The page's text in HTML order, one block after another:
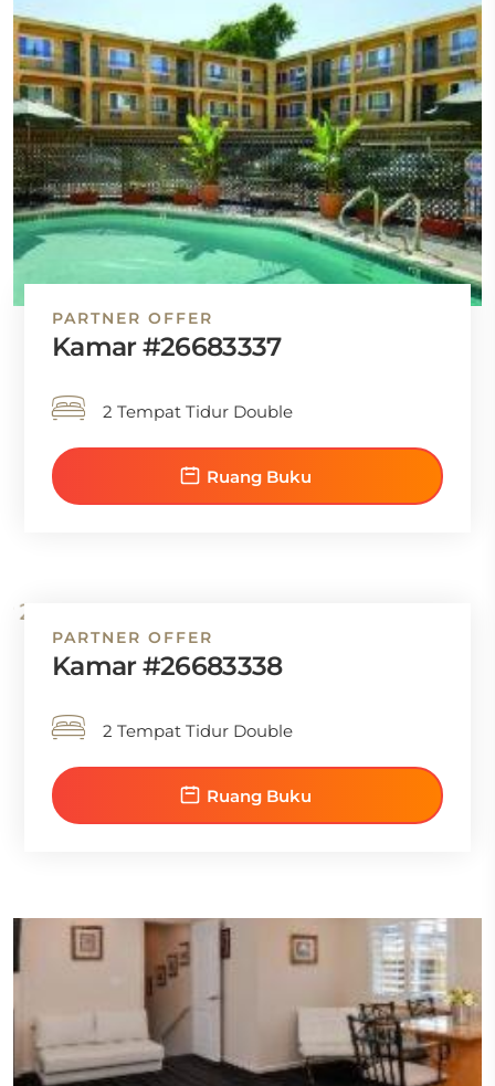
PARTNER OFFER
Kamar #26683337
2 Tempat Tidur Double
Ruang Buku
PARTNER OFFER
Kamar #26683338
2 Tempat Tidur Double
Ruang Buku